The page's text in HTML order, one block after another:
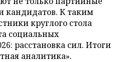
кандидатов. К таким
круглого стола
социальных
расстановка сил. Итоги
аналитика».